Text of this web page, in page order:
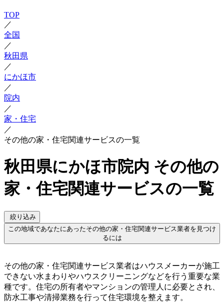
TOP
／
全国
／
秋田県
／
にかほ市
／
院内
／
家・住宅
／
その他の家・住宅関連サービスの一覧
秋田県にかほ市院内 その他の
家・住宅関連サービスの一覧
絞り込み
この地域であなたにあったその他の家・住宅関連サービス業者を見つけ
るには
その他の家・住宅関連サービス業者はハウスメーカーが施工
できない水まわりやハウスクリーニングなどを行う重要な業
種です。住宅の所有者やマンションの管理人に必要とされ、
防水工事や清掃業務を行って住宅環境を整えます。